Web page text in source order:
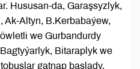
Hususan-da, Garaşsyzlyk,
Ak-Altyn, B.Kerbabaýew,
we Gurbandurdy
Bitaraplyk we
gatnap başlady.